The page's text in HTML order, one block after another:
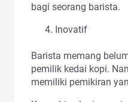
bagi seorang barista.
Inovatif
Barista memang
pemilik kedai kopi.
memiliki pemikiran